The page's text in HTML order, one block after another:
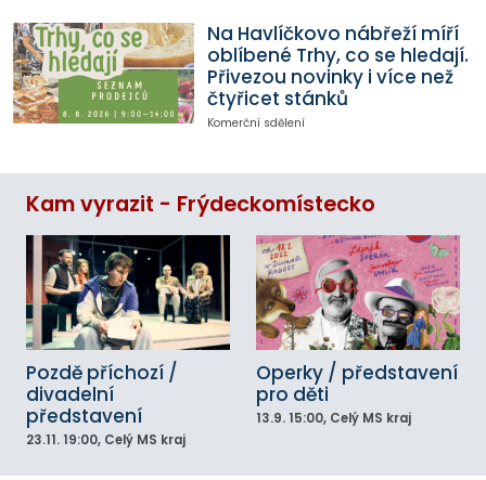
Na Havlíčkovo nábřeží míří
oblíbené Trhy, co se hledají.
Přivezou novinky i více než
čtyřicet stánků
Komerční sdělení
Kam vyrazit - Frýdeckomístecko
Pozdě příchozí /
divadelní
představení
23.11. 19:00, Celý MS kraj
Operky / představení
pro děti
13.9. 15:00, Celý MS kraj